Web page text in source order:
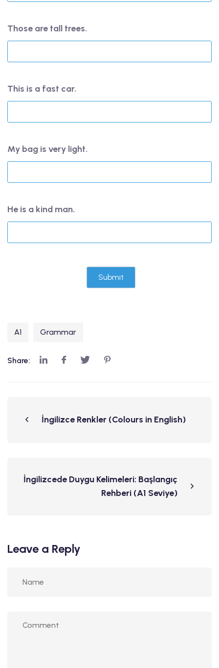
Those are tall trees.
This is a fast car.
My bag is very light.
He is a kind man.
A1 Grammar
Share:
İngilizce Renkler (Colours in English)
İngilizcede Duygu Kelimeleri: Başlangıç
Rehberi (A1 Seviye)
Leave a Reply